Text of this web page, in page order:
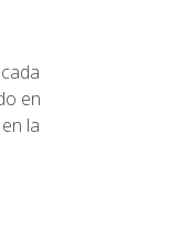
en
la